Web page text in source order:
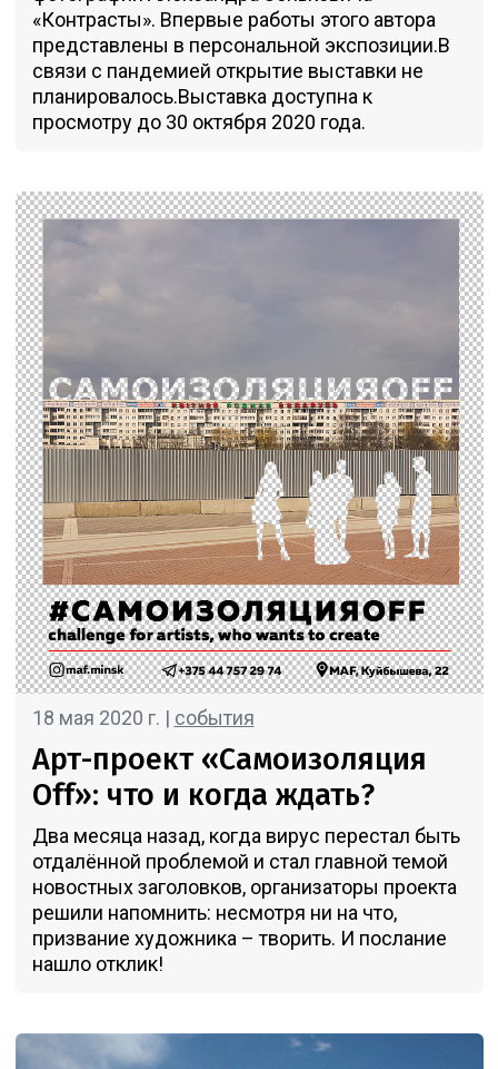
«Контрасты». Впервые работы этого автора
представлены в персональной экспозиции.В
связи с пандемией открытие выставки не
планировалось.Выставка доступна к
просмотру до 30 октября 2020 года.
18 мая 2020 г. | события
Арт-проект «Самоизоляция
Off»: что и когда ждать?
Два месяца назад, когда вирус перестал быть
отдалённой проблемой и стал главной темой
новостных заголовков, организаторы проекта
решили напомнить: несмотря ни на что,
призвание художника – творить. И послание
нашло отклик!